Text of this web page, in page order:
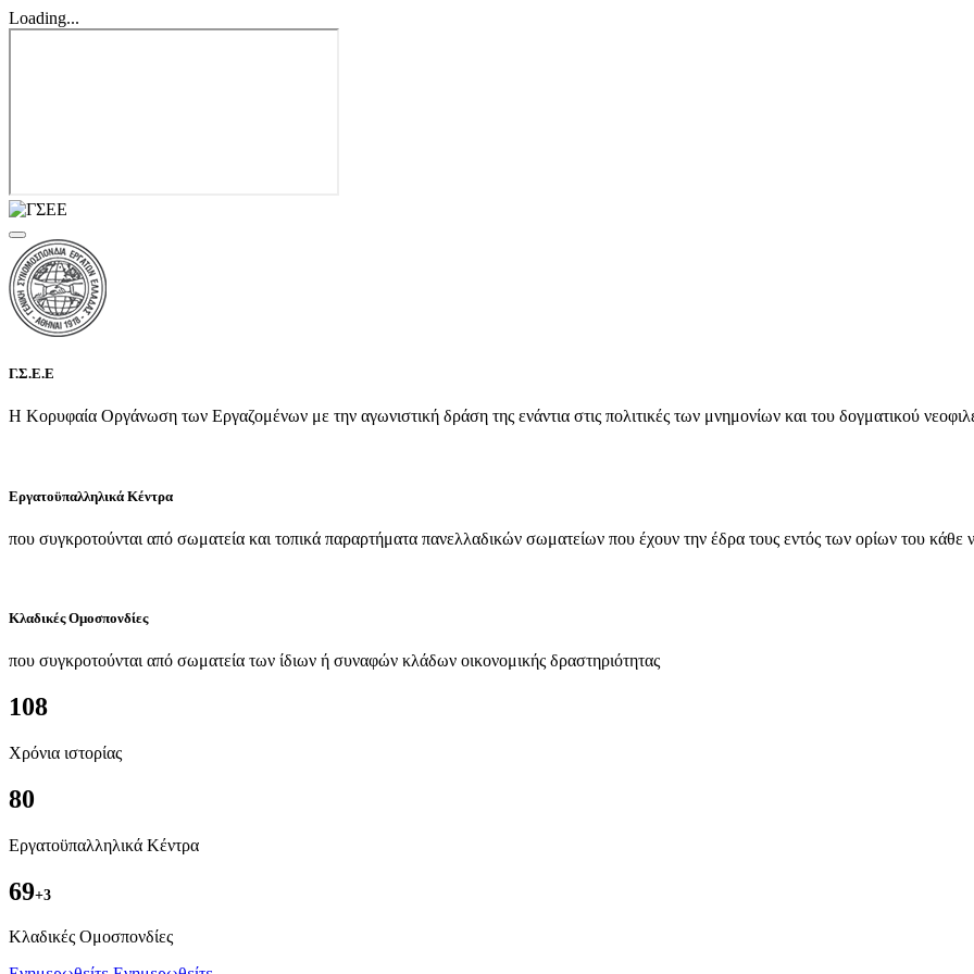
Loading...
Γ.Σ.Ε.Ε
Η Κορυφαία Οργάνωση των Εργαζομένων με την αγωνιστική δράση της ενάντια στις πολιτικές των μνημονίων και του δογματικού
Εργατοϋπαλληλικά Κέντρα
που συγκροτούνται από σωματεία και τοπικά παραρτήματα πανελλαδικών σωματείων που έχουν την έδρα τους εντός των ορίων του κάθε
Κλαδικές Ομοσπονδίες
που συγκροτούνται από σωματεία των ίδιων ή συναφών κλάδων οικονομικής δραστηριότητας
108
Χρόνια ιστορίας
80
Εργατοϋπαλληλικά Κέντρα
69+3
Kλαδικές Ομοσπονδίες